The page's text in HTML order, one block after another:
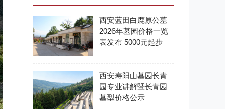
西安蓝田白鹿原公墓
2026年墓园价格一览
表发布 5000元起步
西安寿阳山墓园长青
园专业讲解暨长青园
墓型价格公示